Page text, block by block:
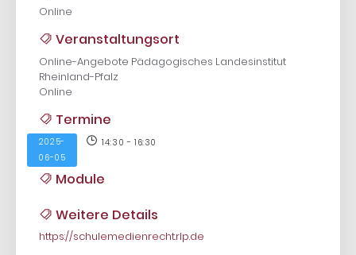
Online
Veranstaltungsort
Online-Angebote Pädagogisches Landesinstitut
Rheinland-Pfalz
Online
Termine
2025-
06-05
14:30 - 16:30
Module
Weitere Details
https://schulemedienrecht.rlp.de